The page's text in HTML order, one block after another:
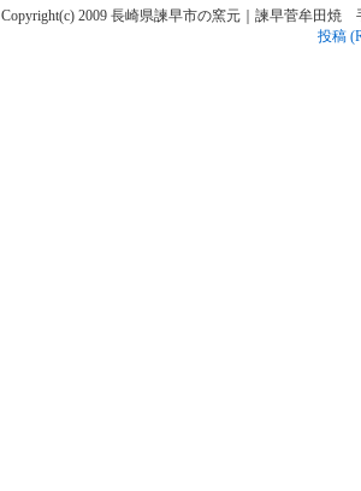
Copyright(c) 2009 長崎県諫早市の窯元｜諫早菅牟田焼
投稿